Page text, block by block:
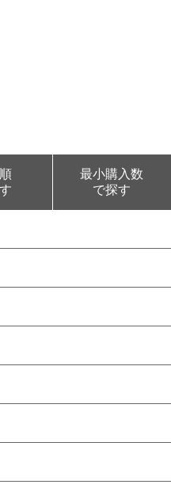
最小購入数
で探す